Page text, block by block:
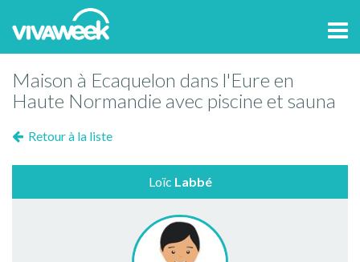
Maison à Ecaquelon dans l'Eure en
Haute Normandie avec piscine et sauna
Retour à la liste
Loïc Labbé